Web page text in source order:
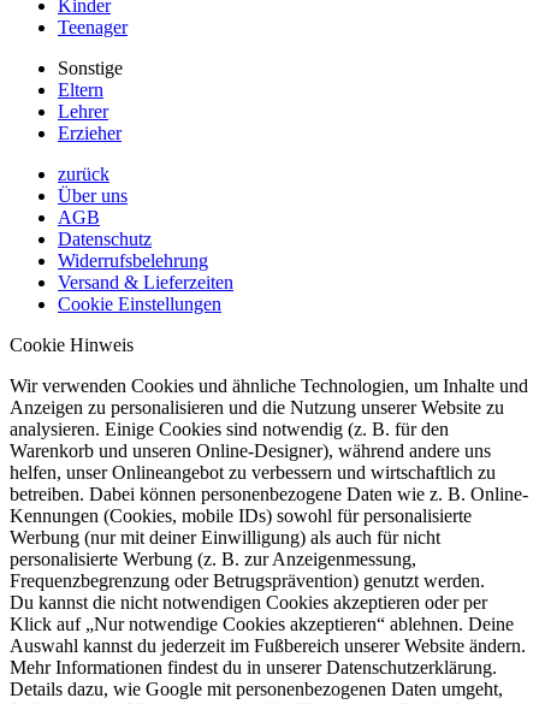
Kinder
Teenager
Sonstige
Eltern
Lehrer
Erzieher
zurück
Über uns
AGB
Datenschutz
Widerrufsbelehrung
Versand & Lieferzeiten
Cookie Einstellungen
Cookie Hinweis
Wir verwenden Cookies und ähnliche Technologien, um Inhalte und
Anzeigen zu personalisieren und die Nutzung unserer Website zu
analysieren. Einige Cookies sind notwendig (z. B. für den
Warenkorb und unseren Online-Designer), während andere uns
helfen, unser Onlineangebot zu verbessern und wirtschaftlich zu
betreiben. Dabei können personenbezogene Daten wie z. B. Online-
Kennungen (Cookies, mobile IDs) sowohl für personalisierte
Werbung (nur mit deiner Einwilligung) als auch für nicht
personalisierte Werbung (z. B. zur Anzeigenmessung,
Frequenzbegrenzung oder Betrugsprävention) genutzt werden.
Du kannst die nicht notwendigen Cookies akzeptieren oder per
Klick auf „Nur notwendige Cookies akzeptieren“ ablehnen. Deine
Auswahl kannst du jederzeit im Fußbereich unserer Website ändern.
Mehr Informationen findest du in unserer Datenschutzerklärung.
Details dazu, wie Google mit personenbezogenen Daten umgeht,